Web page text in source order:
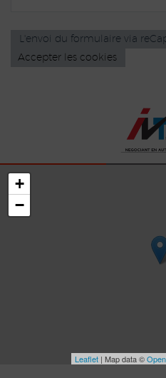
L'envoi du formulaire via
Accepter les cookies
+
−
Leaflet | Map data ©